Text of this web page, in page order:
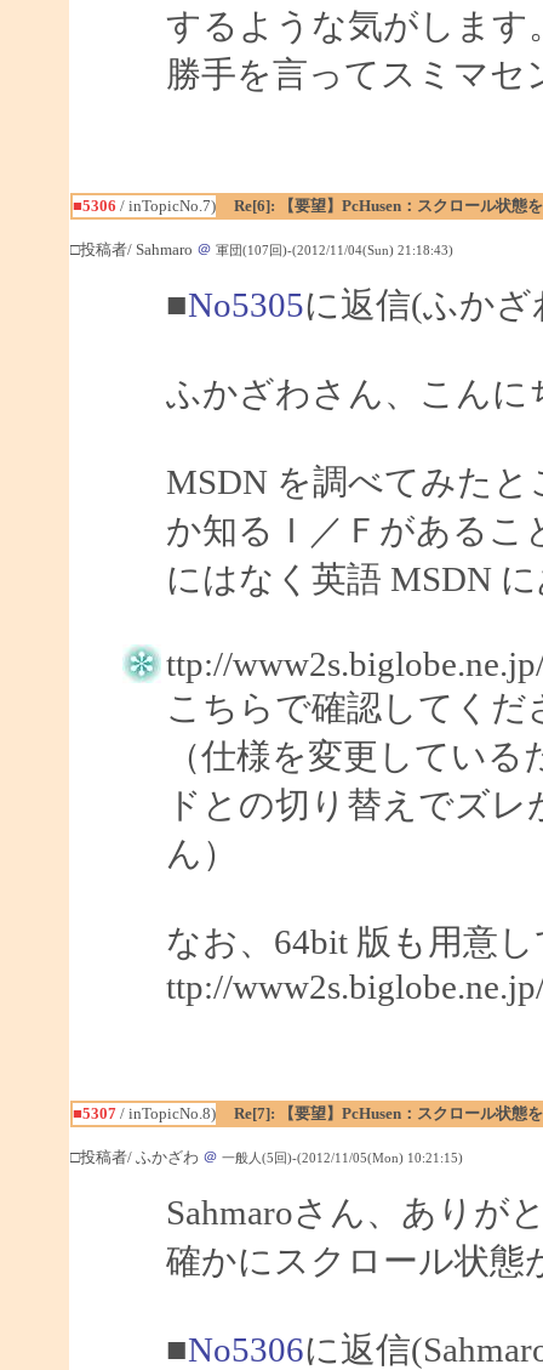
するような気がします
勝手を言ってスミマセ
■5306 / inTopicNo.7) Re[6]: 【要望】PcHusen：スクロール状態
□投稿者/ Sahmaro ＠ 軍団(107回)-(2012/11/04(Sun) 21:18:43)
■No5305に返信(ふか
ふかざわさん、こんに
MSDN を調べてみた
か知るＩ／Ｆがあるこ
にはなく英語 MSDN
ttp://
こちらで確認してくだ
（仕様を変更してい
ドとの切り替えでズ
ん）
なお、64bit 版も用意
ttp://
■5307/ inTopicNo.8) Re[7]: 【要望】PcHusen：スクロール状態
□投稿者/ ふかざわ ＠ 一般人(5回)-(2012/11/05(Mon) 10:21:15)
Sahmaroさん、ありが
確かにスクロール状態
■No5306に返信